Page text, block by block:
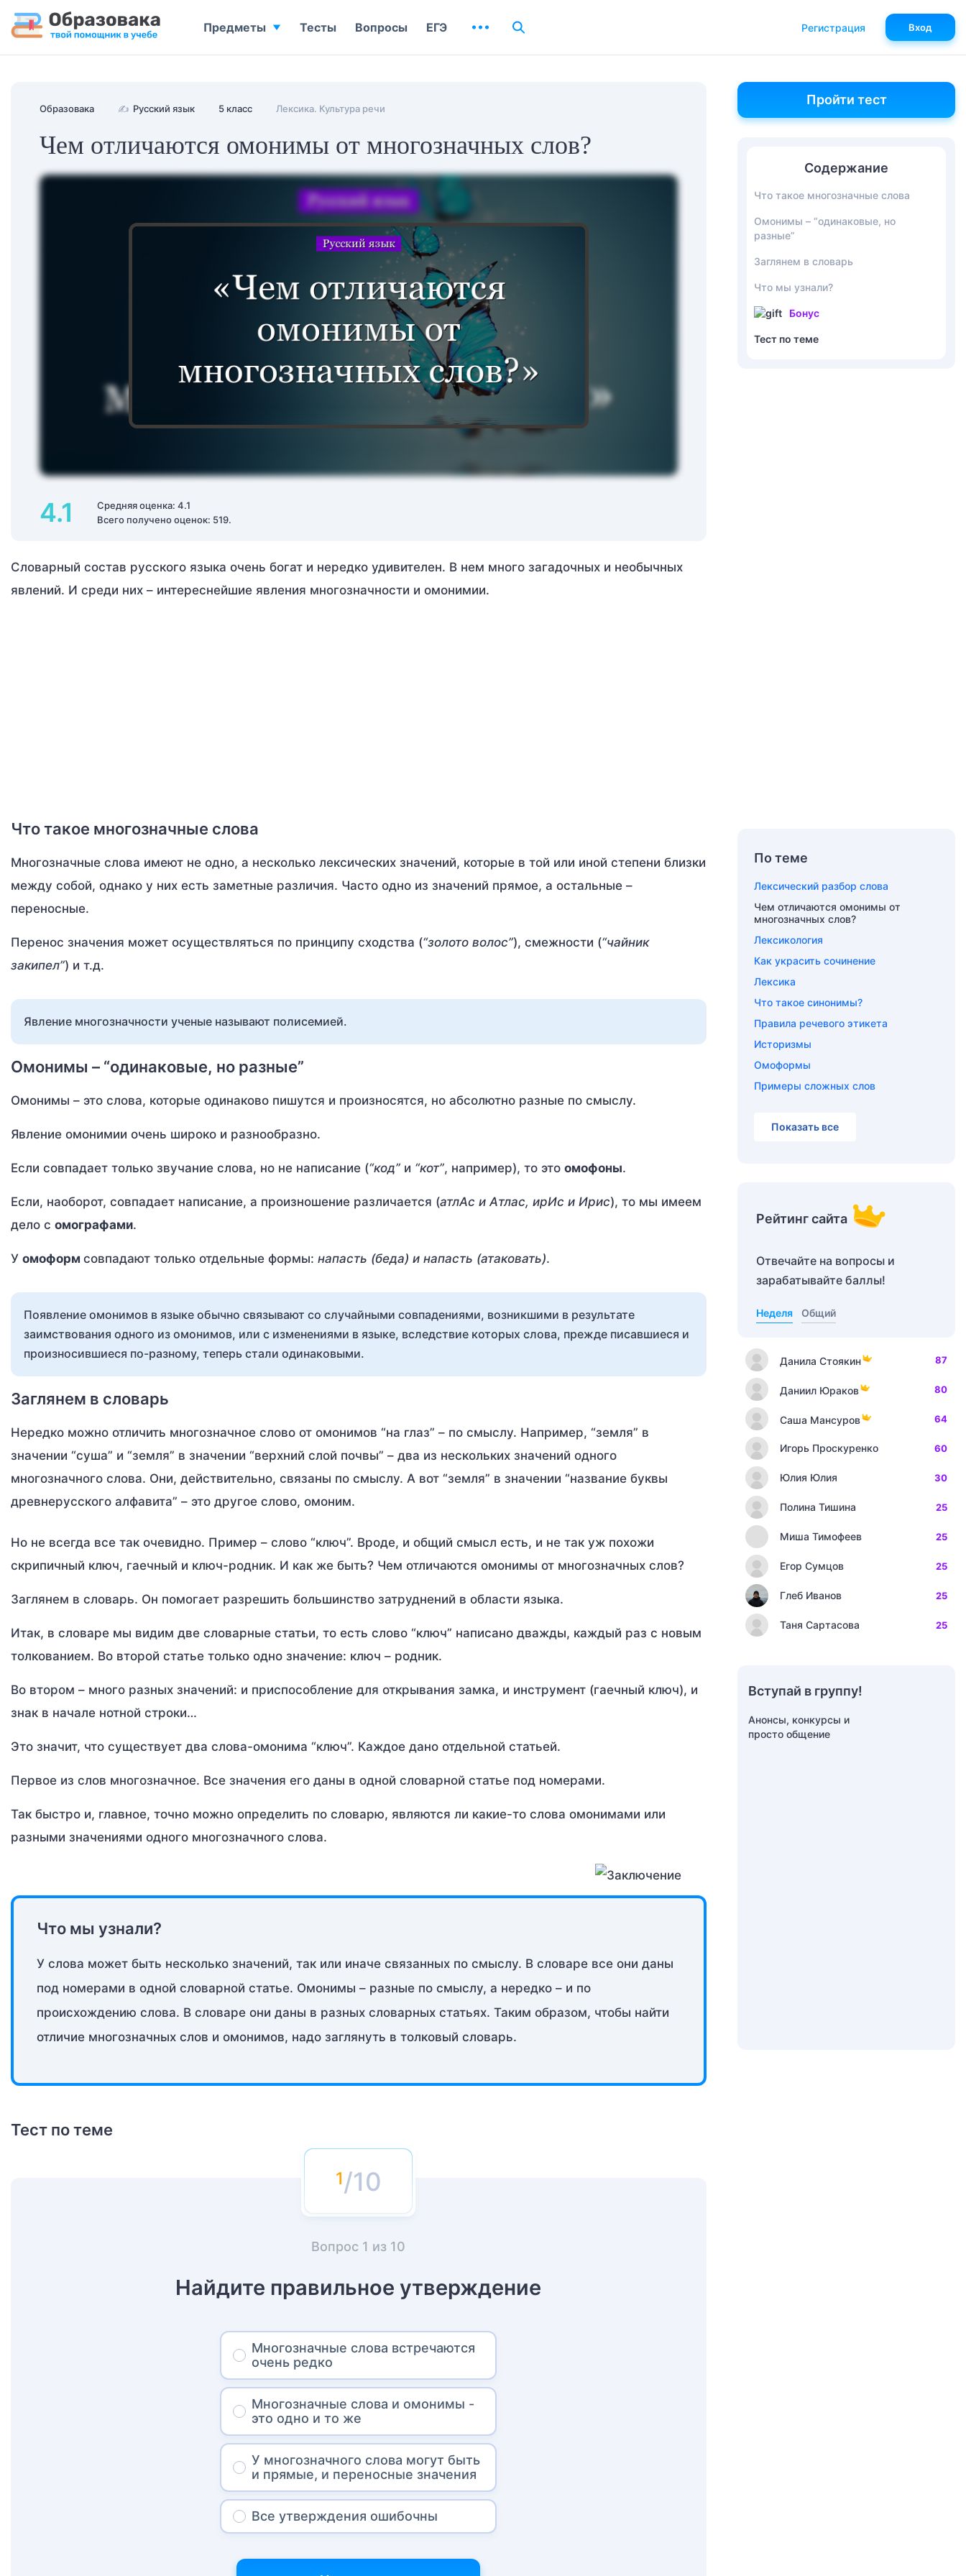
Образовака ✍ Русский язык 5 класс Лексика. Культура речи
Чем отличаются омонимы от многозначных слов?
4.1
Средняя оценка: 4.1
Всего получено оценок: 519.
Словарный состав русского языка очень богат и нередко удивителен. В нем много загадочных и необычных
явлений. И среди них – интереснейшие явления многозначности и омонимии.
Что такое многозначные слова
Многозначные слова имеют не одно, а несколько лексических значений, которые в той или иной степени близки
между собой, однако у них есть заметные различия. Часто одно из значений прямое, а остальные –
переносные.
Перенос значения может осуществляться по принципу сходства (“золото волос”), смежности (“чайник
закипел”) и т.д.
Явление многозначности ученые называют полисемией.
Омонимы – “одинаковые, но разные”
Омонимы – это слова, которые одинаково пишутся и произносятся, но абсолютно разные по смыслу.
Явление омонимии очень широко и разнообразно.
Если совпадает только звучание слова, но не написание (“код” и “кот”, например), то это омофоны.
Если, наоборот, совпадает написание, а произношение различается (атлАс и Атлас, ирИс и Ирис), то мы имеем
дело с омографами.
У омоформ совпадают только отдельные формы: напасть (беда) и напасть (атаковать).
Появление омонимов в языке обычно связывают со случайными совпадениями, возникшими в результате
заимствования одного из омонимов, или с изменениями в языке, вследствие которых слова, прежде писавшиеся и
произносившиеся по-разному, теперь стали одинаковыми.
Заглянем в словарь
Нередко можно отличить многозначное слово от омонимов “на глаз” – по смыслу. Например, “земля” в
значении “суша” и “земля” в значении “верхний слой почвы” – два из нескольких значений одного
многозначного слова. Они, действительно, связаны по смыслу. А вот “земля” в значении “название буквы
древнерусского алфавита” – это другое слово, омоним.
Но не всегда все так очевидно. Пример – слово “ключ”. Вроде, и общий смысл есть, и не так уж похожи
скрипичный ключ, гаечный и ключ-родник. И как же быть? Чем отличаются омонимы от многозначных слов?
Заглянем в словарь. Он помогает разрешить большинство затруднений в области языка.
Итак, в словаре мы видим две словарные статьи, то есть слово “ключ” написано дважды, каждый раз с новым
толкованием. Во второй статье только одно значение: ключ – родник.
Во втором – много разных значений: и приспособление для открывания замка, и инструмент (гаечный ключ), и
знак в начале нотной строки…
Это значит, что существует два слова-омонима “ключ”. Каждое дано отдельной статьей.
Первое из слов многозначное. Все значения его даны в одной словарной статье под номерами.
Так быстро и, главное, точно можно определить по словарю, являются ли какие-то слова омонимами или
разными значениями одного многозначного слова.
Что мы узнали?
У слова может быть несколько значений, так или иначе связанных по смыслу. В словаре все они даны
под номерами в одной словарной статье. Омонимы – разные по смыслу, а нередко – и по
происхождению слова. В словаре они даны в разных словарных статьях. Таким образом, чтобы найти
отличие многозначных слов и омонимов, надо заглянуть в толковый словарь.
Тест по теме
/10
Вопрос 1 из 10
Найдите правильное утверждение
Многозначные слова встречаются
очень редко
Многозначные слова и омонимы -
это одно и то же
У многозначного слова могут быть
и прямые, и переносные значения
Все утверждения ошибочны
Пройти тест
Содержание
Что такое многозначные слова
Омонимы – “одинаковые, но
разные”
Заглянем в словарь
Что мы узнали?
Бонус
Тест по теме
По теме
Лексический разбор слова
Чем отличаются омонимы от
многозначных слов?
Лексикология
Как украсить сочинение
Лексика
Что такое синонимы?
Правила речевого этикета
Историзмы
Омоформы
Примеры сложных слов
Показать все
Рейтинг сайта
Отвечайте на вопросы и
зарабатывайте баллы!
Неделя Общий
Данила Стоякин 87
Даниил Юраков 80
Саша Мансуров 64
Игорь Проскуренко 60
Юлия Юлия 30
Полина Тишина 25
Миша Тимофеев 25
Егор Сумцов 25
Глеб Иванов 25
Таня Сартасова 25
Вступай в группу!
Анонсы, конкурсы и
просто общение
Предметы Тесты Вопросы ЕГЭ Регистрация Вход